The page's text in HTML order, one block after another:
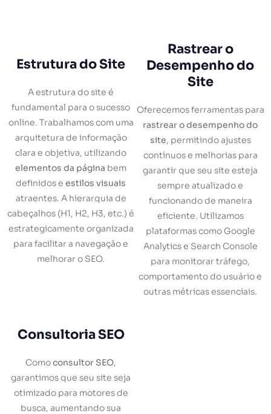
Estrutura do Site
A estrutura do site é
fundamental para o sucesso
online. Trabalhamos com uma
arquitetura de informação
clara e objetiva, utilizando
elementos da página bem
definidos e estilos visuais
atraentes. A hierarquia de
cabeçalhos (H1, H2, H3, etc.) é
estrategicamente organizada
para facilitar a navegação e
melhorar o SEO.
Rastrear o
Desempenho do
Site
Oferecemos ferramentas para
rastrear o desempenho do
site, permitindo ajustes
contínuos e melhorias para
garantir que seu site esteja
sempre atualizado e
funcionando de maneira
eficiente. Utilizamos
plataformas como Google
Analytics e Search Console
para monitorar tráfego,
comportamento do usuário e
outras métricas essenciais.
Consultoria SEO
Comoconsultor SEO,
garantimos que seu site seja
otimizado para motores de
busca, aumentando sua